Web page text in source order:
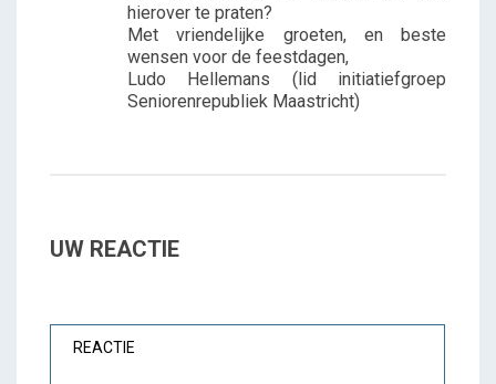
hierover te praten?
Met vriendelijke groeten, en beste
wensen voor de feestdagen,
Ludo Hellemans (lid initiatiefgroep
Seniorenrepubliek Maastricht)
UW REACTIE